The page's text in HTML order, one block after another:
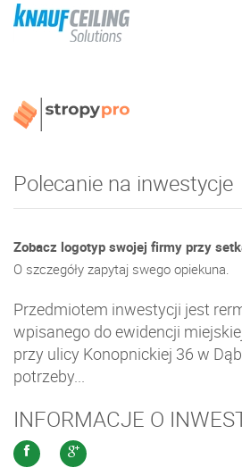
Polecanie na inwestycje
Zobacz logotyp swojej firmy przy
O szczegóły zapytaj swego opiekuna.
Przedmiotem inwestycji jest
wpisanego do ewidencji
przy ulicy Konopnickiej 36 w
potrzeby...
INFORMACJE O